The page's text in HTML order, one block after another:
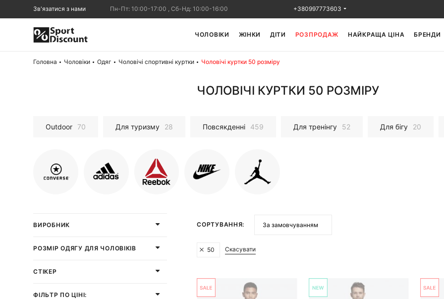
ЧОЛОВІКИ ЖІНКИ ДІТИ РОЗПРОДАЖ НАЙКРАЩА ЦІНА БРЕНДИ
+380997773603
Зв'язатися з нами Пн-Пт: 10:00-17:00 , Сб-Нд: 10:00-16:00
Головна Чоловіки Одяг Чоловічі спортивні куртки Чоловічі куртки 50 розміру
ЧОЛОВІЧІ КУРТКИ 50 РОЗМІРУ
Outdoor 70 Для туризму 28 Повсякденні 459 Для тренінгу 52 Для бігу 20
ВИРОБНИК
РОЗМІР ОДЯГУ ДЛЯ ЧОЛОВІКІВ
СТІКЕР
ФІЛЬТР ПО ЦІНІ:
СОРТУВАННЯ:
50 Скасувати